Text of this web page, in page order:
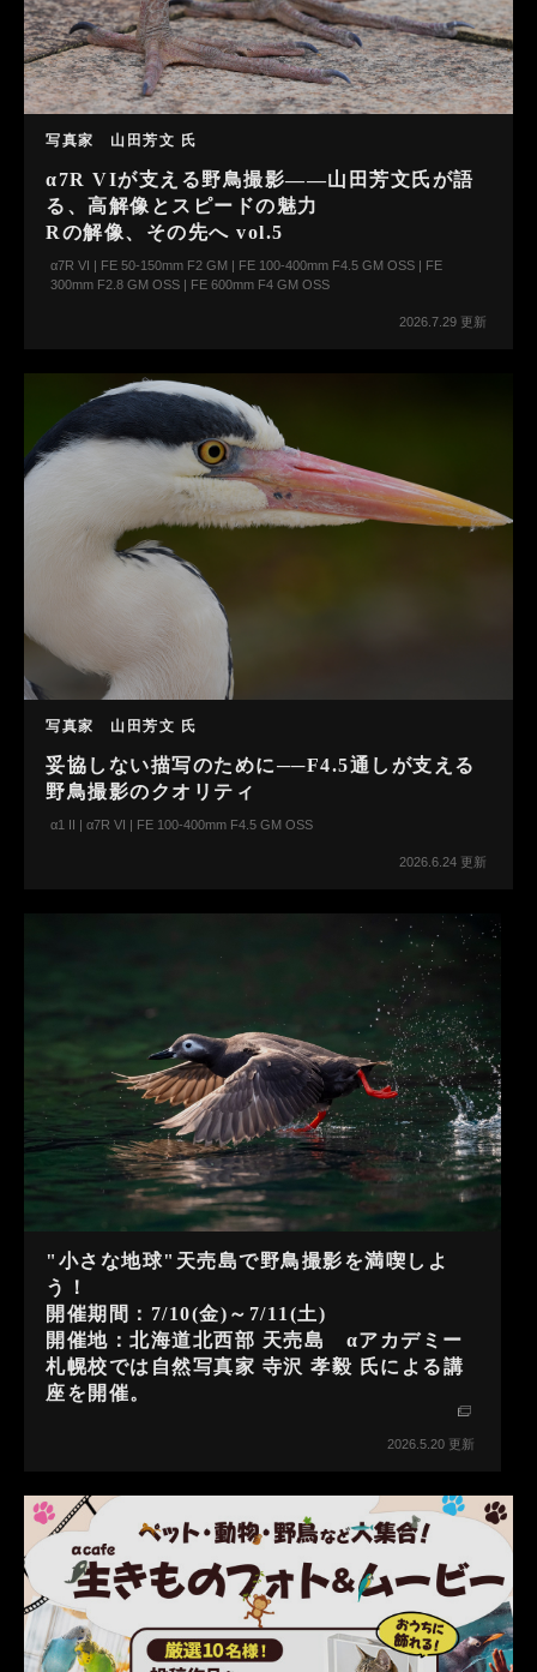
写真家 山田芳文 氏
α7R VIが支える野鳥撮影――山田芳文氏が語
る、高解像とスピードの魅力
Rの解像、その先へ vol.5
α7R VI | FE 50-150mm F2 GM | FE 100-400mm F4.5 GM OSS | FE
300mm F2.8 GM OSS | FE 600mm F4 GM OSS
2026.7.29 更新
写真家 山田芳文 氏
妥協しない描写のために──F4.5通しが支える
野鳥撮影のクオリティ
α1 II | α7R VI | FE 100-400mm F4.5 GM OSS
2026.6.24 更新
"小さな地球"天売島で野鳥撮影を満喫しよ
う！
開催期間：7/10(金)～7/11(土)
開催地：北海道北西部 天売島 αアカデミー
札幌校では自然写真家 寺沢 孝毅 氏による講
座を開催。
2026.5.20 更新